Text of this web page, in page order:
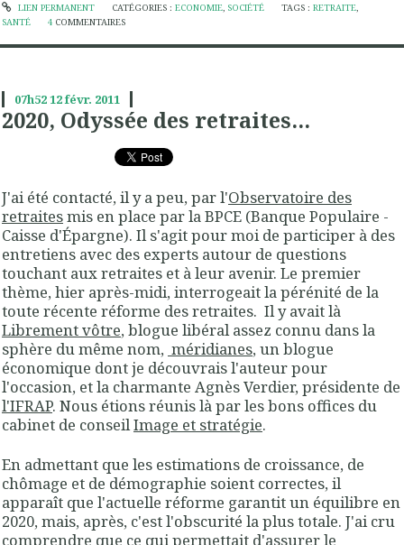
LIEN PERMANENT CATÉGORIES : ECONOMIE, SOCIÉTÉ TAGS :RETRAITE,
SANTÉ
4 COMMENTAIRES
07h5212févr. 2011
2020, Odyssée des retraites...
J'ai été contacté, il y a peu, par l'Observatoire des
retraitesmis en place par la BPCE (Banque Populaire -
Caisse d'Épargne). Il s'agit pour moi de participer à des
entretiens avec des experts autour de questions
touchant aux retraites et à leur avenir. Le premier
thème, hier après-midi, interrogeait la pérénité de la
toute récente réforme des retraites. Il y avait là
Librement vôtre, blogue libéral assez connu dans la
sphère du même nom, méridianes, un blogue
économique dont je découvrais l'auteur pour
l'occasion, et la charmante Agnès Verdier, présidente de
l'IFRAP. Nous étions réunis là par les bons offices du
cabinet de conseilImage et stratégie.
En admettant que les estimations de croissance, de
chômage et de démographie soient correctes, il
apparaît que l'actuelle réforme garantit un équilibre en
2020, mais, après, c'est l'obscurité la plus totale. J'ai cru
comprendre que ce qui permettait d'assurer le